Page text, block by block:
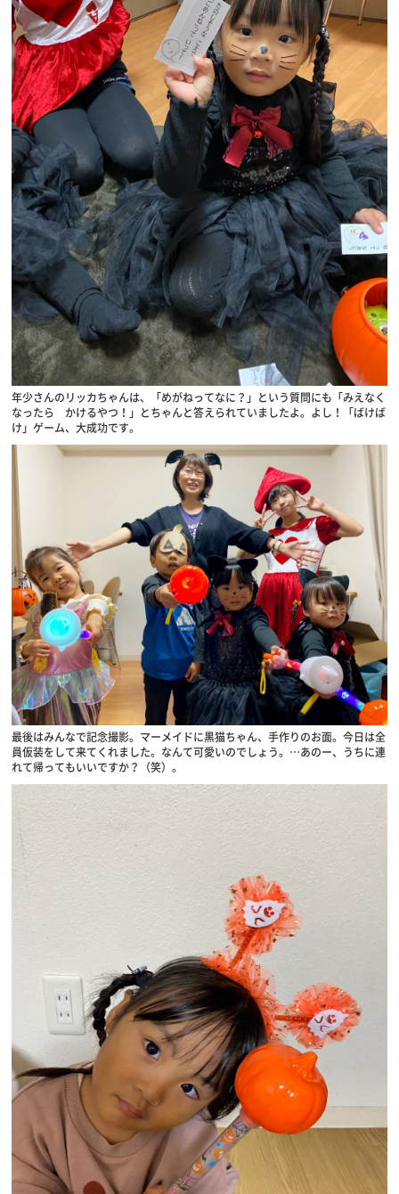
年少さんのリッカちゃんは、「めがねってなに？」という質問にも「みえなく
なったら かけるやつ！」とちゃんと答えられていましたよ。よし！「ばけば
け」ゲーム、大成功です。
最後はみんなで記念撮影。マーメイドに黒猫ちゃん、手作りのお面。今日は全
員仮装をして来てくれました。なんて可愛いのでしょう。…あのー、うちに連
れて帰ってもいいですか？（笑）。